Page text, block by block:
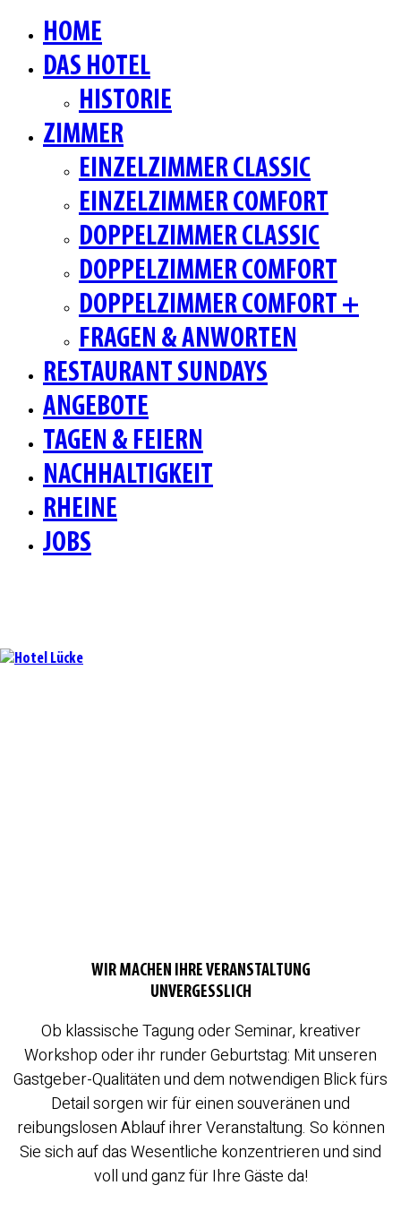
HOME
DAS HOTEL
HISTORIE
ZIMMER
EINZELZIMMER CLASSIC
EINZELZIMMER COMFORT
DOPPELZIMMER CLASSIC
DOPPELZIMMER COMFORT
DOPPELZIMMER COMFORT +
FRAGEN & ANWORTEN
RESTAURANT SUNDAYS
ANGEBOTE
TAGEN & FEIERN
NACHHALTIGKEIT
RHEINE
JOBS
WIR MACHEN IHRE VERANSTALTUNG
UNVERGESSLICH
Ob klassische Tagung oder Seminar, kreativer
Workshop oder ihr runder Geburtstag: Mit unseren
Gastgeber-Qualitäten und dem notwendigen Blick fürs
Detail sorgen wir für einen souveränen und
reibungslosen Ablauf ihrer Veranstaltung. So können
Sie sich auf das Wesentliche konzentrieren und sind
voll und ganz für Ihre Gäste da!